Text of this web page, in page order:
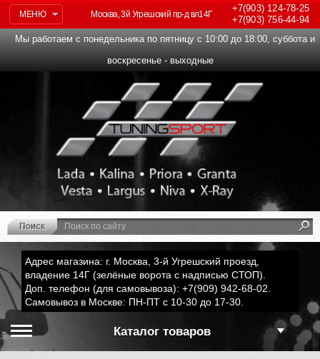
МЕНЮ
+7(903)124-78-25
+7(903)756-44-94
Москва, 3й Угрешский пр-д вл14Г
Мы работаем с понедельника по пятницу с 10:00 до 18:00, суббота и
воскресенье - выходные
Адрес магазина: г. Москва, 3-й Угрешский проезд,
владение 14Г (зелёные ворота с надписью СТОП).
Доп. телефон (для самовывоза): +7(909) 942-68-02.
Самовывоз в Москве: ПН-ПТ с 10-30 до 17-30.
Каталог товаров